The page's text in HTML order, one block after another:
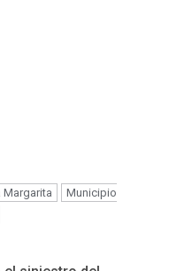
Margarita
Municipio